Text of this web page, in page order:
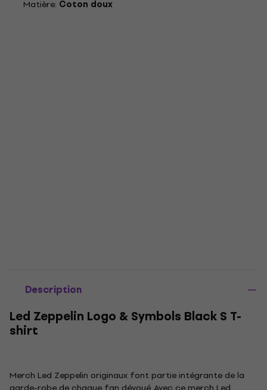
Matière: Coton doux
Description
Led Zeppelin Logo & Symbols Black S T-
shirt
Merch Led Zeppelin originaux font partie intégrante de la